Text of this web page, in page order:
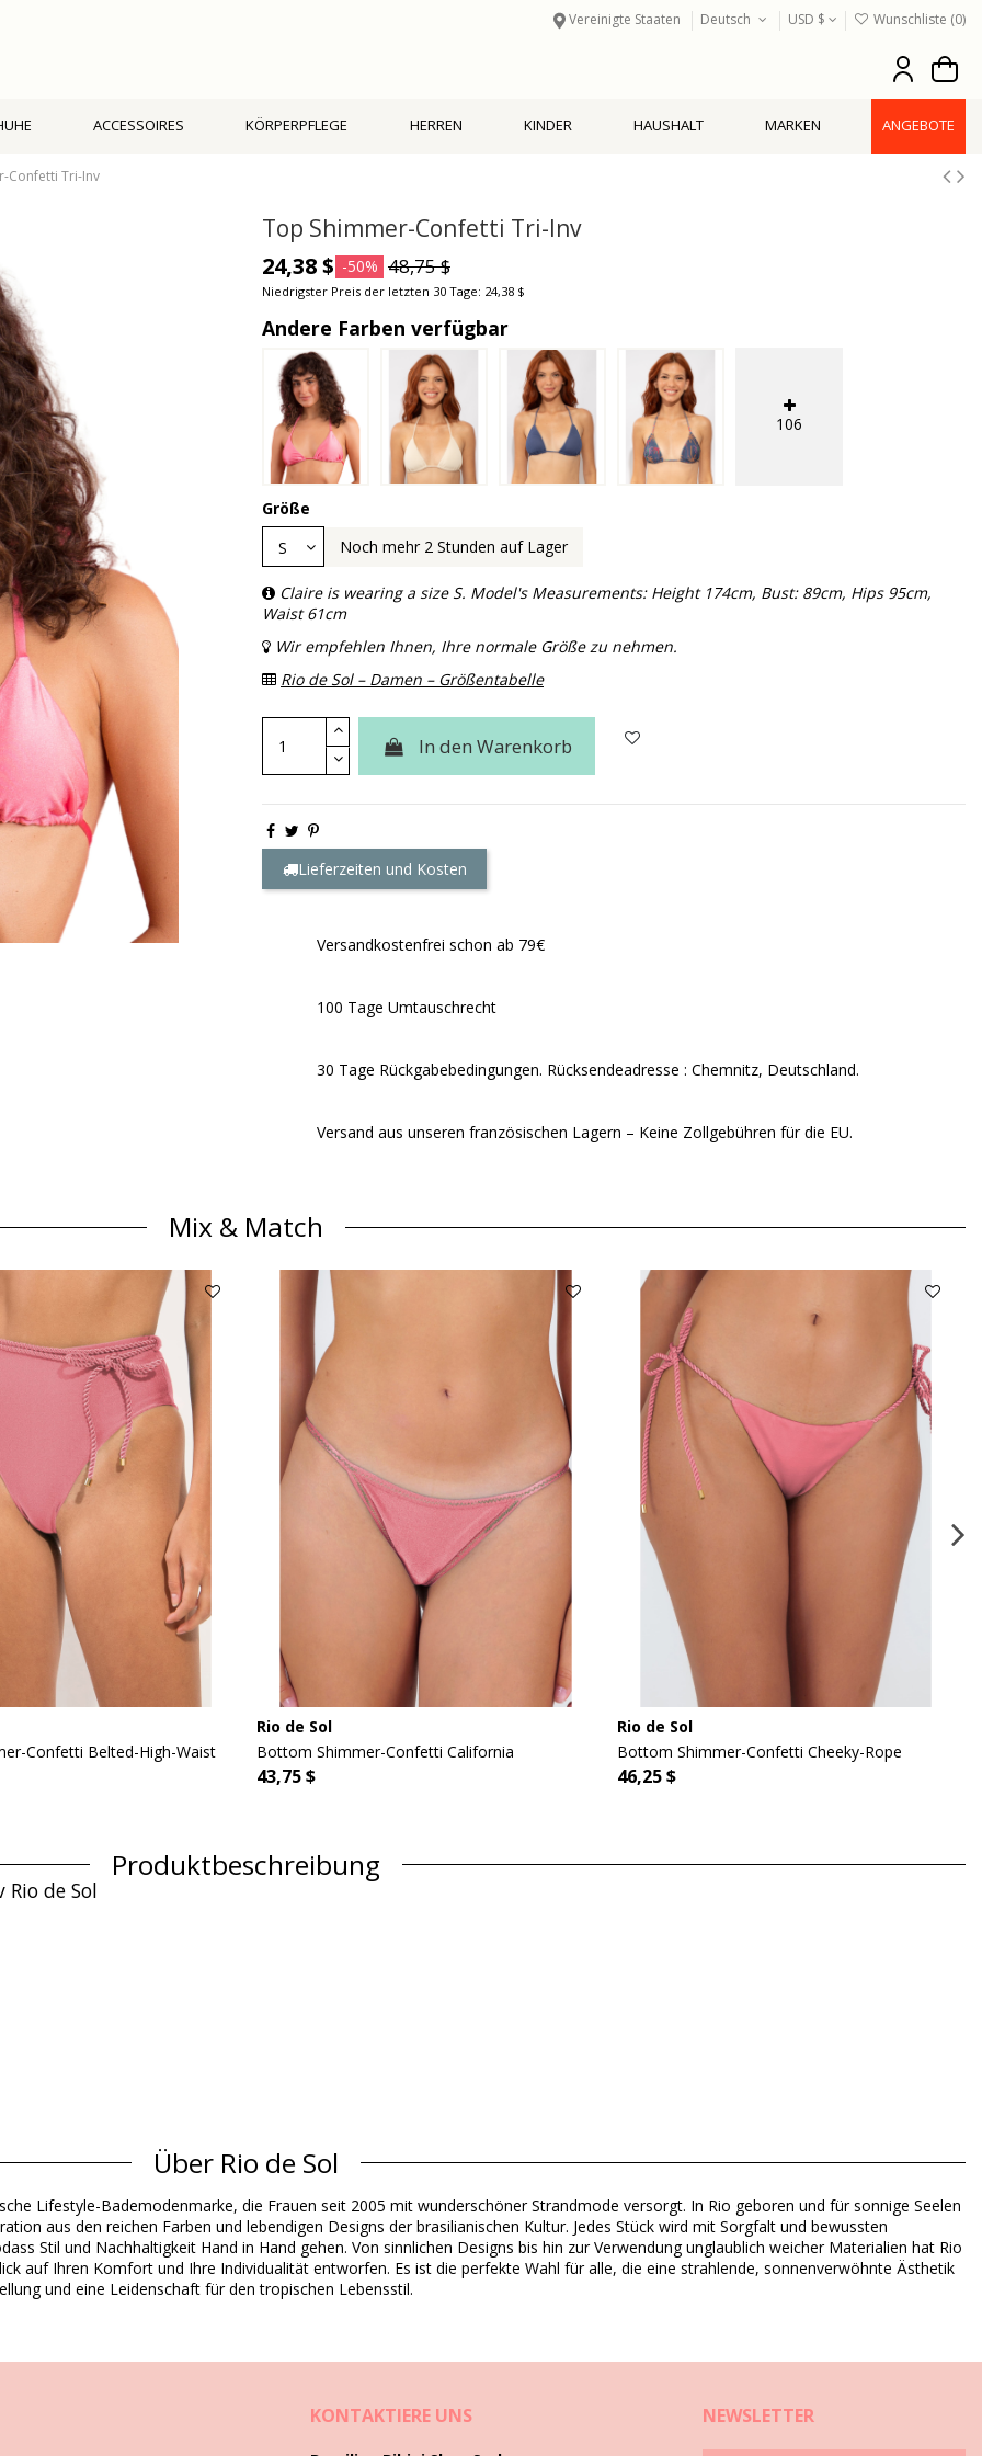
Vereinigte Staaten Deutsch USD $ Wunschliste (0)
ACCESSOIRES KÖRPERPFLEGE HERREN KINDER HAUSHALT MARKEN ANGEBOTE
Confetti Tri-Inv
Top Shimmer-Confetti Tri-Inv
24,38 $ -50% 48,75 $
Niedrigster Preis der letzten 30 Tage: 24,38 $
Andere Farben verfügbar
106
Größe
Noch mehr 2 Stunden auf Lager
Claire is wearing a size S. Model's Measurements: Height 174cm, Bust: 89cm, Hips 95cm,
Waist 61cm
Wir empfehlen Ihnen, Ihre normale Größe zu nehmen.
Rio de Sol – Damen – Größentabelle
In den Warenkorb
Lieferzeiten und Kosten
Versandkostenfrei schon ab 79€
100 Tage Umtauschrecht
30 Tage Rückgabebedingungen. Rücksendeadresse : Chemnitz, Deutschland.
Versand aus unseren französischen Lagern – Keine Zollgebühren für die EU.
Mix & Match
Confetti Belted-High-Waist
Rio de Sol
Bottom Shimmer-Confetti California
43,75 $
Rio de Sol
Bottom Shimmer-Confetti Cheeky-Rope
46,25 $
Produktbeschreibung
de Sol
Material Oberstoff
- Chlorine Resistant
(LYCRA) - OEKO-TEX - Chlorine Resistant
Produktinformation
L (7899810253347), XL (7899810253354)
Über Rio de Sol
Lifestyle-Bademodenmarke, die Frauen seit 2005 mit wunderschöner Strandmode versorgt. In Rio geboren und für sonnige Seelen
aus den reichen Farben und lebendigen Designs der brasilianischen Kultur. Jedes Stück wird mit Sorgfalt und bewussten
Stil und Nachhaltigkeit Hand in Hand gehen. Von sinnlichen Designs bis hin zur Verwendung unglaublich weicher Materialien hat Rio
auf Ihren Komfort und Ihre Individualität entworfen. Es ist die perfekte Wahl für alle, die eine strahlende, sonnenverwöhnte Ästhetik
und eine Leidenschaft für den tropischen Lebensstil.
KONTAKTIERE UNS NEWSLETTER